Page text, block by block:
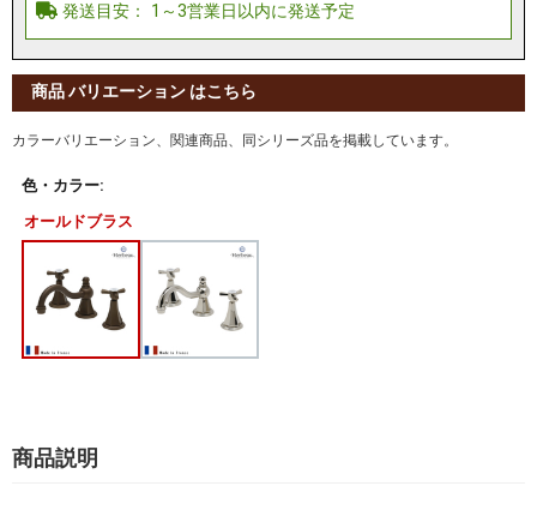
商品 バリエーション はこちら
カラーバリエーション、関連商品、同シリーズ品を掲載しています。
色・カラー:
オールドブラス
商品説明